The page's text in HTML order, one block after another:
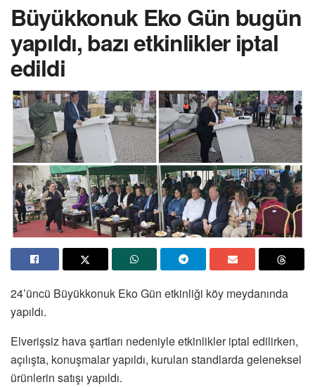
Büyükkonuk Eko Gün bugün
yapıldı, bazı etkinlikler iptal
edildi
24’üncü Büyükkonuk Eko Gün etkinliği köy meydanında
yapıldı.
Elverişsiz hava şartları nedeniyle etkinlikler iptal edilirken,
açılışta, konuşmalar yapıldı, kurulan standlarda geleneksel
ürünlerin satışı yapıldı.